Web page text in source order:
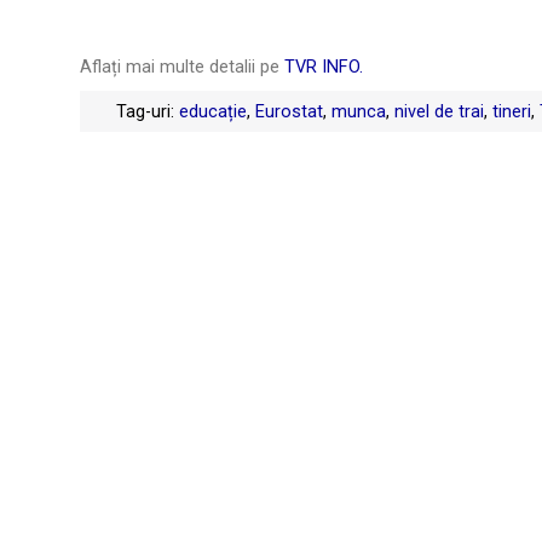
Aflați mai multe detalii pe TVR INFO.
Tag-uri: educație, Eurostat, munca, nivel de trai, tineri,